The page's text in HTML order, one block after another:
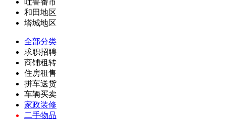
吐鲁番市
和田地区
塔城地区
全部分类
求职招聘
商铺租转
住房租售
拼车送货
车辆买卖
家政装修
二手物品